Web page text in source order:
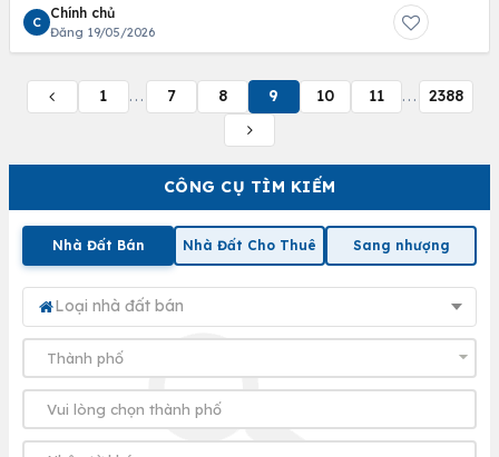
CÔNG CỤ TÌM KIẾM
Nhà Đất Bán Nhà Đất Cho Thuê Sang nhượng
Loại nhà đất bán
C
Chính chủ
Đăng 19/05/2026
1 ... 7 8 9 10 11 ... 2388